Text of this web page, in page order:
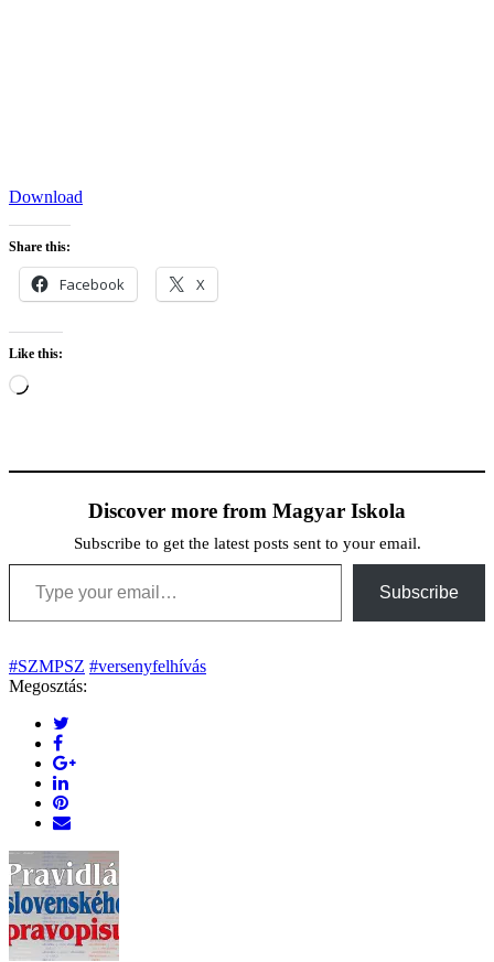
Download
Share this:
Facebook X
Like this:
Loading…
Discover more from Magyar Iskola
Subscribe to get the latest posts sent to your email.
Type your email…
Subscribe
#SZMPSZ #versenyfelhívás
Megosztás: